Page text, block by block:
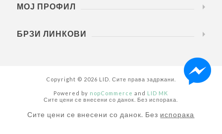
МОЈ ПРОФИЛ
БРЗИ ЛИНКОВИ
Copyright © 2026 LID. Сите права задржани.
Powered by nopCommerce and LID MK
Сите цени се внесени со данок. Без испорака.
Сите цени се внесени со данок. Без испорака